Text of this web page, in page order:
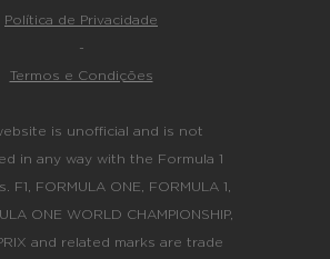
Política de Privacidade
-
Termos e Condições
is unofficial and is not
in any way with the Formula 1
F1, FORMULA ONE, FORMULA 1,
ONE WORLD CHAMPIONSHIP,
and related marks are trade